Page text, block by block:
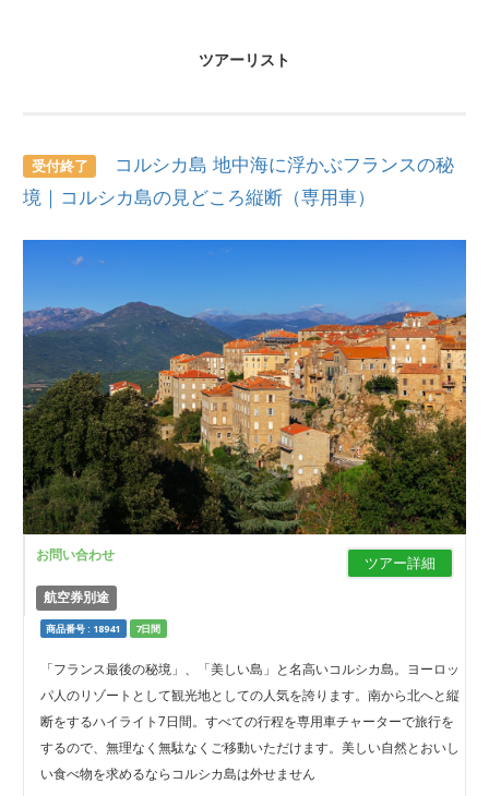
ツアーリスト
受付終了
コルシカ島 地中海に浮かぶフランスの秘
境｜コルシカ島の見どころ縦断（専用車）
ツアー詳細
お問い合わせ
航空券別途
商品番号 : 18941 7日間
「フランス最後の秘境」、「美しい島」と名高いコルシカ島。ヨーロッ
パ人のリゾートとして観光地としての人気を誇ります。南から北へと縦
断をするハイライト7日間。すべての行程を専用車チャーターで旅行を
するので、無理なく無駄なくご移動いただけます。美しい自然とおいし
い食べ物を求めるならコルシカ島は外せません